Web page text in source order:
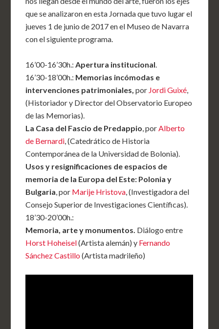
que se analizaron en esta Jornada que tuvo lugar el
jueves 1 de junio de 2017 en el Museo de Navarra
con el siguiente programa.
16’00-16’30h.:Apertura institucional.
16’30-18’00h.: Memorias incómodas e
intervenciones patrimoniales,por Jordi Guixé,
(Historiador y Director del Observatorio Europeo
de las Memorias).
La Casa del Fascio de Predappio, porAlberto
de Bernardi, (Catedrático de Historia
Contemporánea de la Universidad de Bolonia).
Usos y resignificaciones de espacios de
memoria de la Europa del Este: Polonia y
Bulgaria, por Marije Hristova, (Investigadora del
Consejo Superior de Investigaciones Científicas).
18’30-20’00h.:
Memoria, arte y monumentos. Diálogo entre
Horst Hoheisel(Artista alemán) y Fernando
Sánchez Castillo (Artista madrileño)